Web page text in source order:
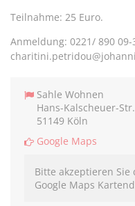
Teilnahme: 25 Euro.
Anmeldung: 0221/ 890
Sahle Wohnen
Hans-Kalscheuer-
51149 Köln
Google Maps
Bitte akzeptieren Sie
Google Maps